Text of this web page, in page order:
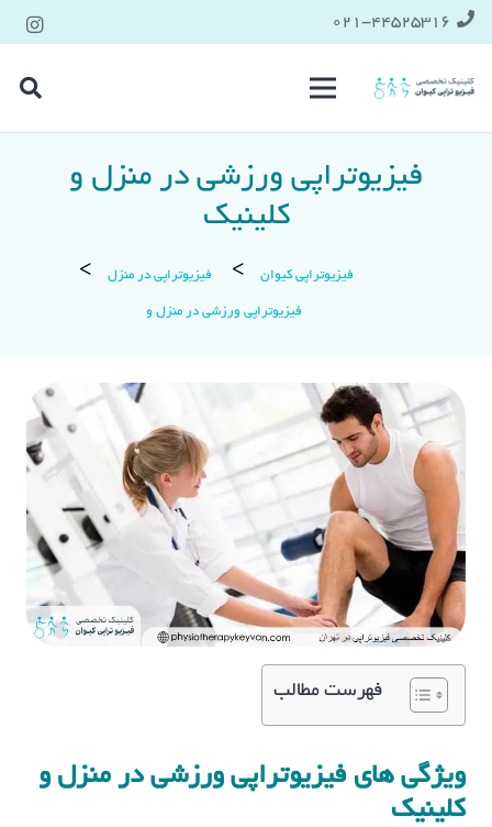
021-۴۴۵۲۵۳۱۶
فیزیوتراپی ورزشی در منزل و
کلینیک
فیزیوتراپی کیوان فیزیوتراپی در منزل
فیزیوتراپی ورزشی در منزل و
فهرست مطالب
ویژگی های فیزیوتراپی ورزشی در منزل و
کلینیک